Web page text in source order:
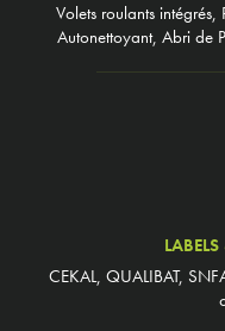
Volets roulants
Autonettoyant, Abri de
CEKAL, QUALIBAT,